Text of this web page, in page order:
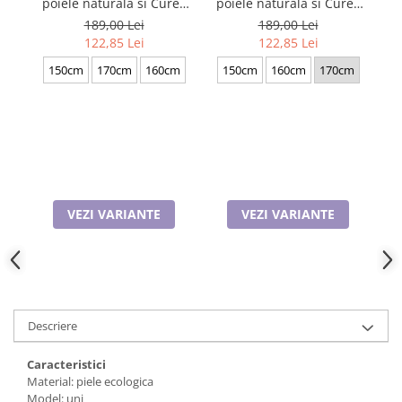
Cadouri pentru Doctori
Cadouri pentru Sfânta Maria
Martisoare
poiele naturala si Curea
de barbati neagra, serie
mare battal, A702-
4.N_1379
189,00 Lei
122,85 Lei
150cm 170cm 160cm
VEZI VARIANTE
poiele naturala si Curea
de barbati neagra, serie
mare battal, A702-
4.M_1123
189,00 Lei
122,85 Lei
150cm 160cm 170cm
VEZI VARIANTE
Descriere
Caracteristici
Material: piele ecologica